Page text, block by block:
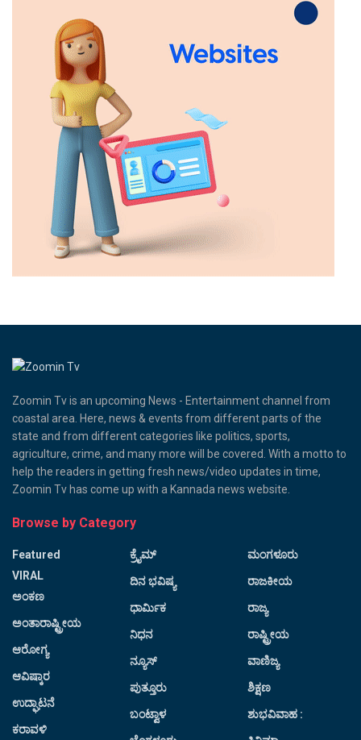
Zoomin Tv is an upcoming News - Entertainment channel from
coastal area. Here, news & events from different parts of the
state and from different categories like politics, sports,
agriculture, crime, and many more will be covered. With a motto to
help the readers in getting fresh news/video updates in time,
Zoomin Tv has come up with a Kannada news website.
Browse by Category
Featured
VIRAL
ಅಂಕಣ
ಅಂತಾರಾಷ್ಟ್ರೀಯ
ಆರೋಗ್ಯ
ಆವಿಷ್ಕಾರ
ಉದ್ಘಾಟನೆ
ಕರಾವಳಿ
ಕ್ರೈಮ್
ದಿನ ಭವಿಷ್ಯ
ಧಾರ್ಮಿಕ
ನಿಧನ
ನ್ಯೂಸ್
ಪುತ್ತೂರು
ಬಂಟ್ವಾಳ
ಮಂಗಳೂರು
ರಾಜಕೀಯ
ರಾಜ್ಯ
ರಾಷ್ಟ್ರೀಯ
ವಾಣಿಜ್ಯ
ಶಿಕ್ಷಣ
ಶುಭವಿವಾಹ :